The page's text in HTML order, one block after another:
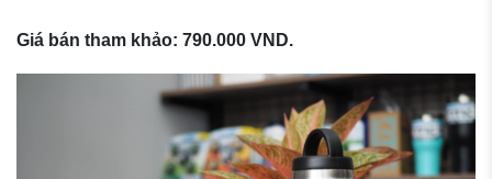
Giá bán tham khảo: 790.000 VND.